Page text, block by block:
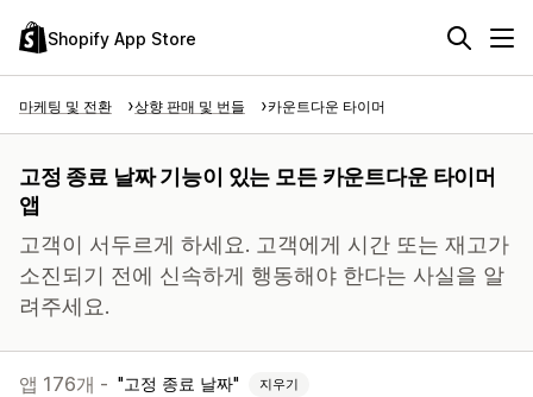
Shopify App Store
마케팅 및 전환 상향 판매 및 번들 카운트다운 타이머
고정 종료 날짜 기능이 있는 모든 카운트다운 타이머
앱
고객이 서두르게 하세요. 고객에게 시간 또는 재고가
소진되기 전에 신속하게 행동해야 한다는 사실을 알
려주세요.
앱 176개 - 고정 종료 날짜 지우기